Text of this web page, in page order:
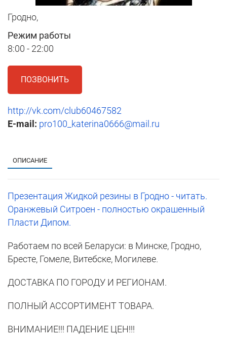
Гродно,
Режим работы
8:00 - 22:00
ПОЗВОНИТЬ
http://vk.com/club60467582
E-mail: pro100_katerina0666@mail.ru
ОПИСАНИЕ
Презентация Жидкой резины в Гродно - читать.
Оранжевый Ситроен - полностью окрашенный
Пласти Дипом.
Работаем по всей Беларуси: в Минске, Гродно,
Бресте, Гомеле, Витебске, Могилеве.
ДОСТАВКА ПО ГОРОДУ И РЕГИОНАМ.
ПОЛНЫЙ АССОРТИМЕНТ ТОВАРА.
ВНИМАНИЕ!!! ПАДЕНИЕ ЦЕН!!!